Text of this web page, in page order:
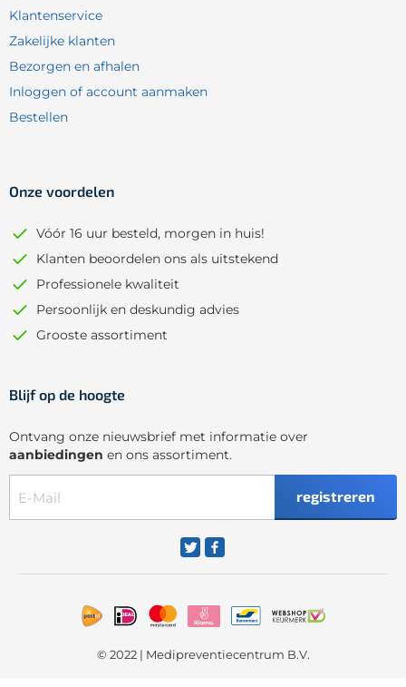
Klantenservice
Zakelijke klanten
Bezorgen en afhalen
Inloggen of account aanmaken
Bestellen
Onze voordelen
Vóór 16 uur besteld, morgen in huis!
Klanten beoordelen ons als uitstekend
Professionele kwaliteit
Persoonlijk en deskundig advies
Grooste assortiment
Blijf op de hoogte
Ontvang onze nieuwsbrief met informatie over
aanbiedingen en ons assortiment.
registreren
© 2022 | Medipreventiecentrum B.V.